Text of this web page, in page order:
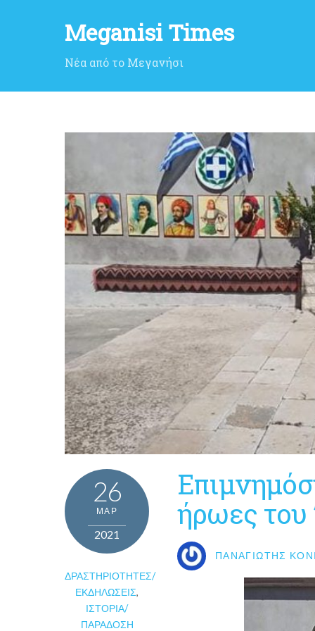
Meganisi Times
Νέα από το Μεγανήσι
26
ΜΑΡ
2021
ΔΡΑΣΤΗΡΙΌΤΗΤΕΣ/
ΕΚΔΗΛΏΣΕΙΣ,
ΙΣΤΟΡΊΑ/
ΠΑΡΆΔΟΣΗ
ήρωες του
ΠΑΝΑΓΙΏΤΗΣ